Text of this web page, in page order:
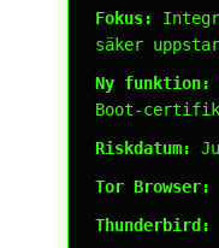
Fokus:
säker
Ny funktion:
Boot-
Riskdatum:
Tor Browser:
Thunderbird: